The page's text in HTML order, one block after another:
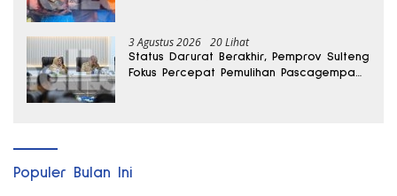
3 Agustus 2026 20 Lihat
Status Darurat Berakhir, Pemprov Sulteng
Fokus Percepat Pemulihan Pascagempa
Populer Bulan Ini